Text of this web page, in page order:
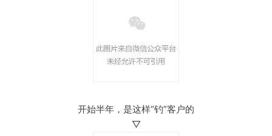
开始半年，是这样“钓”客户的
▽